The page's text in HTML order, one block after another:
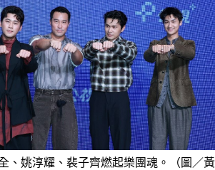
、姚淳耀、裴子齊燃起樂團魂。（圖／